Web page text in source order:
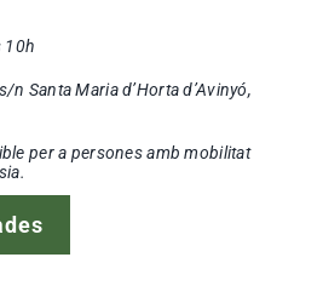
10h
n Santa Maria d’Horta d’Avinyó,
per a persones amb mobilitat